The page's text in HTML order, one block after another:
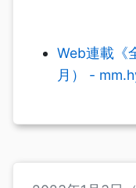
Web連載《
月） -